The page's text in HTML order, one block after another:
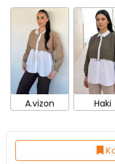
A.vizon Haki